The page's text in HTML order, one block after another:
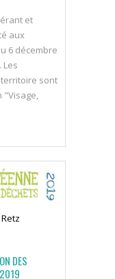
et
aux
6 décembre
Les
sont
"Visage,
DES